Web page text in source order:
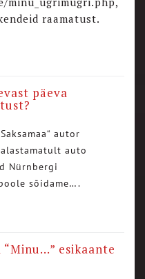
raamatust.
päeva
autor
auto
Nürnbergi
sõidame….
esikaante